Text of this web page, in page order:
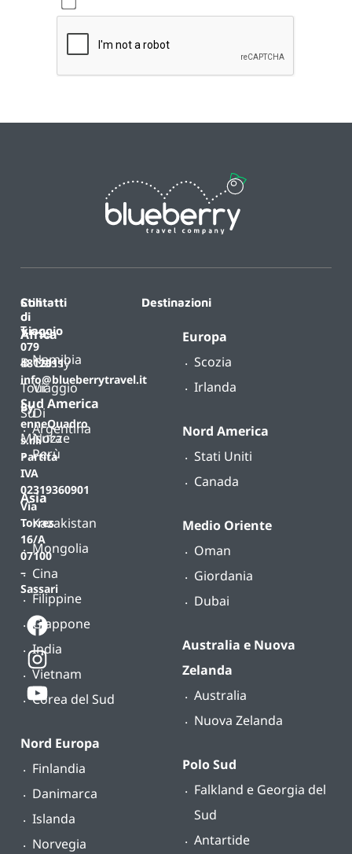
Contatti
T.
079
4812011
info@blueberrytravel.it
By
enneQuadro
s.r.l.
Partita
IVA
02319360901
Via
Torres
16/A
07100
–
Sassari
Destinazioni
Africa
Namibia
Sud America
Argentina
Perù
Asia
Kazakistan
Mongolia
Cina
Filippine
Giappone
India
Vietnam
Corea del Sud
Nord Europa
Finlandia
Danimarca
Islanda
Norvegia
Europa
Scozia
Irlanda
Nord America
Stati Uniti
Canada
Medio Oriente
Oman
Giordania
Dubai
Australia e Nuova
Zelanda
Australia
Nuova Zelanda
Polo Sud
Falkland e Georgia del
Sud
Antartide
Stili
di
viaggio
B-
Tour
Su
Misura
Classy
Viaggio
Di
Nozze